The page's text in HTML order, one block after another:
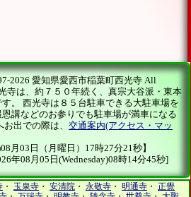
2026 愛知県愛西市稲葉町西光寺 All
寺は、約７５０年続く、真宗大谷派・東本
す。 西光寺は８５台駐車できる大駐車場を
講などのお参りでも駐車場が満車になる
出での際は、 交通案内(アクセス・マッ
月03日（月曜日）17時27分21秒】
年08月05日(Wednesday)08時14分45秒]
・ 玉泉寺 ・ 安清院 ・ 永敬寺 ・ 明通寺 ・ 正覺